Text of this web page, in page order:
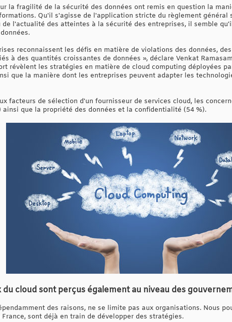
la fragilité de la sécurité des données ont remis en question la
Qu'il s'agisse de l'application stricte du règlement général
de l'actualité des atteintes à la sécurité des entreprises, il semble
reconnaissent les défis en matière de violations des données,
à des quantités croissantes de données », déclare Venkat
révèlent les stratégies en matière de cloud computing déployées
que la manière dont les entreprises peuvent adapter les
facteurs de sélection d'un fournisseur de services cloud, les
ainsi que la propriété des données et la confidentialité (54 %).
du cloud sont perçus également au niveau des
des raisons, ne se limite pas aux organisations. Nous
sont déjà en train de développer des stratégies.